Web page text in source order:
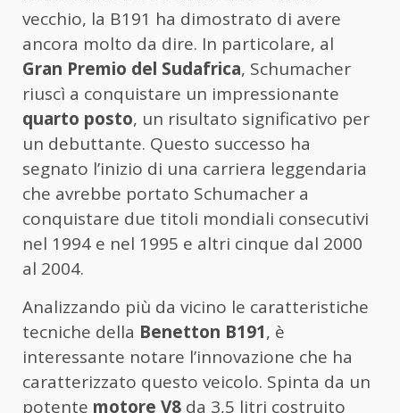
vecchio, la B191 ha dimostrato di avere
ancora molto da dire. In particolare, al
Gran Premio del Sudafrica, Schumacher
riuscì a conquistare un impressionante
quarto posto, un risultato significativo per
un debuttante. Questo successo ha
segnato l’inizio di una carriera leggendaria
che avrebbe portato Schumacher a
conquistare due titoli mondiali consecutivi
nel 1994 e nel 1995 e altri cinque dal 2000
al 2004.
Analizzando più da vicino le caratteristiche
tecniche della Benetton B191, è
interessante notare l’innovazione che ha
caratterizzato questo veicolo. Spinta da un
potente motore V8 da 3,5 litri costruito